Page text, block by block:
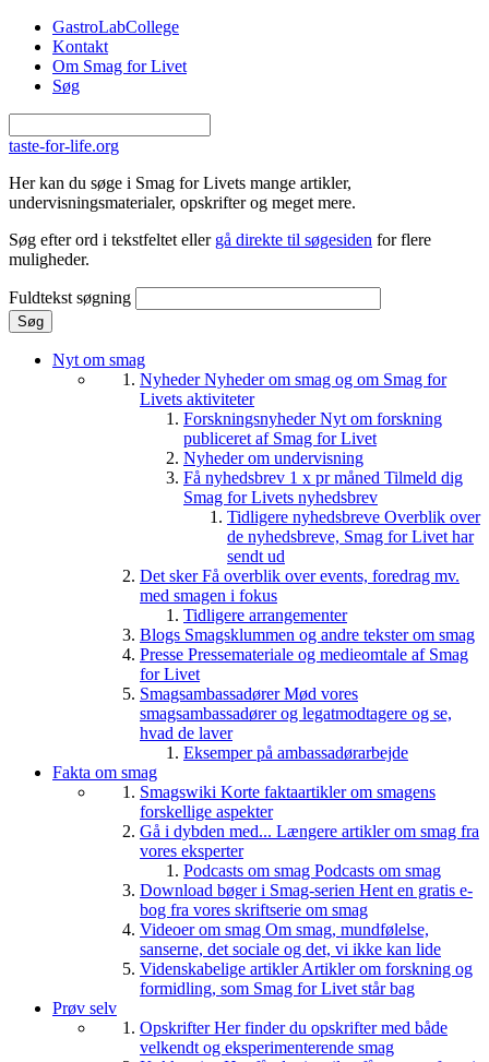
Gå til hovedindhold
GastroLabCollege
Kontakt
Om Smag for Livet
Søg
taste-for-life.org
Her kan du søge i Smag for Livets mange artikler,
undervisningsmaterialer, opskrifter og meget mere.
Søg efter ord i tekstfeltet eller gå direkte til søgesiden for flere
muligheder.
Fuldtekst søgning
Nyt om smag
NyhederNyheder om smag og om Smag for
Livets aktiviteter
ForskningsnyhederNyt om forskning
publiceret af Smag for Livet
Nyheder om undervisning
Få nyhedsbrev 1 x pr måned Tilmeld dig
Smag for Livets nyhedsbrev
Tidligere nyhedsbreve Overblik over
de nyhedsbreve, Smag for Livet har
sendt ud
Det skerFå overblik over events, foredrag mv.
med smagen i fokus
Tidligere arrangementer
Blogs Smagsklummen og andre tekster om smag
Presse Pressemateriale og medieomtale af Smag
for Livet
SmagsambassadørerMød vores
smagsambassadører og legatmodtagere og se,
hvad de laver
Eksemper på ambassadørarbejde
Fakta om smag
Smagswiki Korte faktaartikler om smagens
forskellige aspekter
Gå i dybden med... Længere artikler om smag fra
vores eksperter
Podcasts om smag Podcasts om smag
Download bøger i Smag-serien Hent en gratis e-
bog fra vores skriftserie om smag
Videoer om smag Om smag, mundfølelse,
sanserne, det sociale og det, vi ikke kan lide
Videnskabelige artiklerArtikler om forskning og
formidling, som Smag for Livet står bag
Prøv selv
OpskrifterHer finder du opskrifter med både
velkendt og eksperimenterende smag